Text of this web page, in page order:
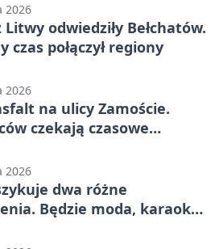
2026
Litwy odwiedziły Bełchatów.
czas połączył regiony
2026
na ulicy Zamoście.
czekają czasowe
2026
dwa różne
Będzie moda, karaoke